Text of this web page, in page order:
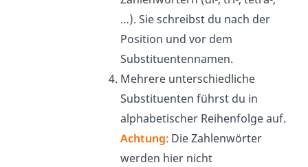
…). Sie schreibst du nach der
Position und vor dem
Substituentennamen.
Mehrere unterschiedliche
Substituenten führst du in
alphabetischer Reihenfolge auf.
Achtung: Die Zahlenwörter
werden hier nicht